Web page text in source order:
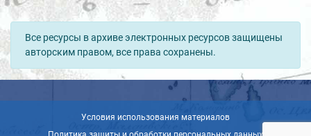
Все ресурсы в архиве электронных ресурсов защищены
авторским правом, все права сохранены.
Условия использования материалов